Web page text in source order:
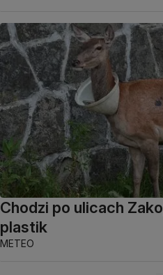
Chodzi po ulicach
plastik
METEO